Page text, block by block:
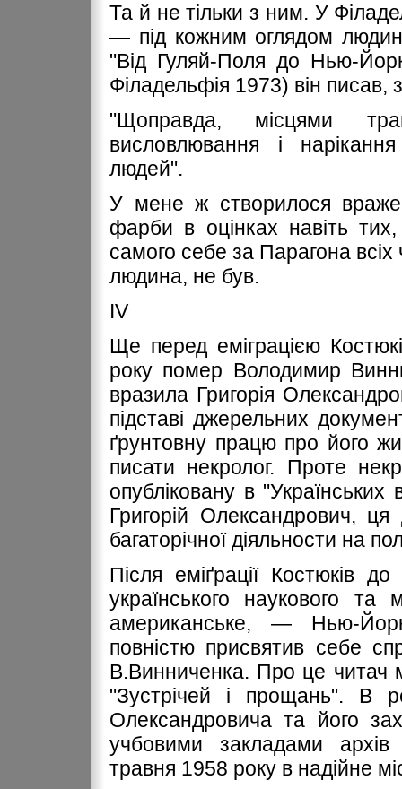
Та й не тільки з ним. У
— під кожним оглядом
"Від Гуляй-Поля до Нью-
Філадельфія 1973) він
"Щоправда, місцями
висловлювання і
людей".
У мене ж створилося
фарби в оцінках навіть
самого себе за Парагона всіх
людина, не був.
ІV
Ще перед еміграцією
року помер Володимир
вразила Григорія
підставі джерельних
ґрунтовну працю про його
писати некролог. Проте
опубліковану в "Українських
Григорій Олександрович,
багаторічної діяльности на
Після еміґрації Костюків
українського наукового
американське, — Нью-
повністю присвятив себе
В.Винниченка. Про це читач
"Зустрічей і прощань". В
Олександровича та його
учбовими закладами
травня 1958 року в надійне